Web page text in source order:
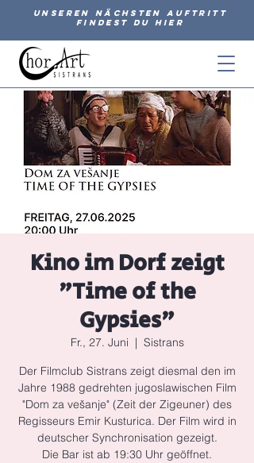
Unseren nächsten Auftritt
findest du hier
Kino im Dorf zeigt
"Time of the
Gypsies"
Fr., 27. Juni
  |
Sistrans
Der Filmclub Sistrans zeigt diesmal den im
Jahre 1988 gedrehten jugoslawischen Film
"Dom za vešanje" (Zeit der Zigeuner) des
Regisseurs Emir Kusturica. Der Film wird in
deutscher Synchronisation gezeigt.
Die Bar ist ab 19:30 Uhr geöffnet.